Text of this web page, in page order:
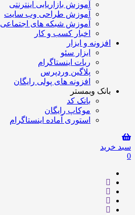
آموزش بازاریابی اینترنتی
آموزش طراحی وب سایت
آموزش شبکه های اجتماعی
اخبار کسب و کار
افزونه و ابزار
ابزار سئو
ربات اینستاگرام
پلاگین وردپرس
افزونه های پولی رایگان
بانک وبمستر
بانک کد
موکاپ رایگان
استوری آماده اینستاگرام
سبد خرید
0